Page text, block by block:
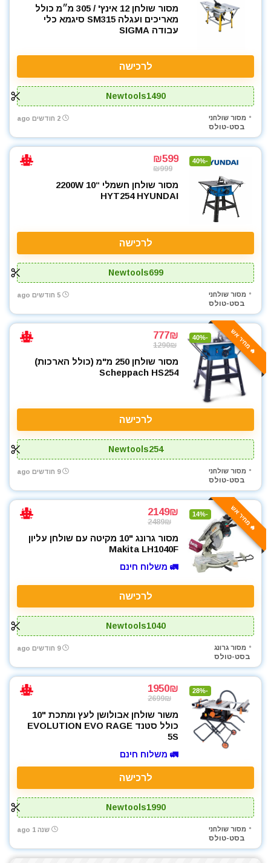
סוללות
סכינים וכלי בישול
ערכות קומבו 3 כלים ויותר
פלס לייזר
קומבו 3 כלים
קומבו 4 כלים
קומבו 5 כלים
קומבו מברגות
קונגו / פטיש חציבה
רתכת MIG CO2
רתכת אלקטרונית
שואבי אבק
תיקי כלי עבודה
מסור שולחן 12 אינץ' / 305 מ״מ כולל
מאריכים ועגלה SM315 סיגמא כלי
עבודה SIGMA
לרכישה
Newtools1490
מסור שולחני
בסט-טולס
2 חודשים ago
-40%
₪599
₪999
מסור שולחן חשמלי “10 2200W
HYT254 HYUNDAI
לרכישה
Newtools699
מסור שולחני
בסט-טולס
5 חודשים ago
🔥 מחיר אש -40%
777₪
1290₪
מסור שולחן 250 מ"מ (כולל הארכות)
Scheppach HS254
לרכישה
Newtools254
מסור שולחני
בסט-טולס
9 חודשים ago
🔥 מחיר אש -14%
2149₪
2489₪
מסור גרונג "10 מקיטה עם שולחן עליון
Makita LH1040F
🚛 משלוח חינם
לרכישה
Newtools1040
מסור גרונג
בסט-טולס
9 חודשים ago
-28%
1950₪
2699₪
משור שולחן אבולושן לעץ ומתכת "10
כולל סטנד EVOLUTION EVO RAGE
5S
🚛 משלוח חינם
לרכישה
Newtools1990
מסור שולחני
בסט-טולס
שנה 1 ago